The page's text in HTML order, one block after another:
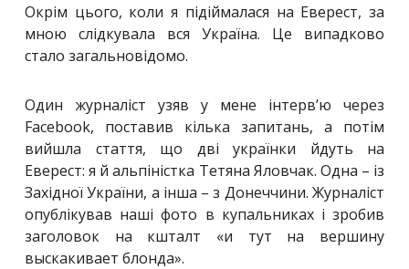
Окрім цього, коли я підіймалася на Еверест, за
мною слідкувала вся Україна. Це випадково
стало загальновідомо.
Один журналіст узяв у мене інтерв’ю через
Facebook, поставив кілька запитань, а потім
вийшла стаття, що дві українки йдуть на
Еверест: я й альпіністка Тетяна Яловчак. Одна – із
Західної України, а інша – з Донеччини. Журналіст
опублікував наші фото в купальниках і зробив
заголовок на кшталт «и тут на вершину
выскакивает блонда».